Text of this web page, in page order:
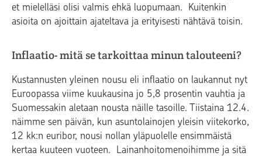
et mielelläsi olisi valmis ehkä luopumaan. Kuitenkin
asioita on ajoittain ajateltava ja erityisesti nähtävä toisin.
Inflaatio- mitä se tarkoittaa minun talouteeni?
Kustannusten yleinen nousu eli inflaatio on laukannut nyt
Euroopassa viime kuukausina jo 5,8 prosentin vauhtia ja
Suomessakin aletaan nousta näille tasoille. Tiistaina 12.4.
näimme sen päivän, kun asuntolainojen yleisin viitekorko,
12 kk:n euribor, nousi nollan yläpuolelle ensimmäistä
kertaa kuuteen vuoteen. Lainanhoitomenoihimme ja sitä